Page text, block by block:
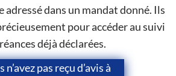
adressé dans un mandat donné. Ils
pour accéder au suivi
déjà déclarées.
n’avez pas reçu d’avis à